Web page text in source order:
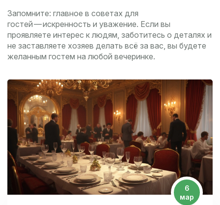
Запомните: главное в советах для
гостей — искренность и уважение. Если вы
проявляете интерес к людям, заботитесь о деталях и
не заставляете хозяев делать всё за вас, вы будете
желанным гостем на любой вечеринке.
6
мар